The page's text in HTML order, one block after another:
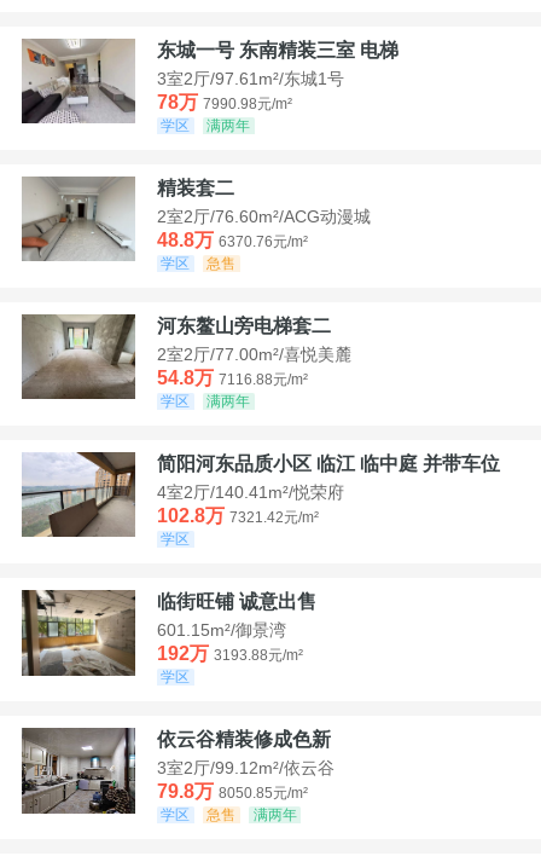
东城一号 东南精装三室 电梯
3室2厅/97.61m²/东城1号
78万 7990.98元/m²
学区
满两年
精装套二
2室2厅/76.60m²/ACG动漫城
48.8万 6370.76元/m²
学区
急售
河东鳌山旁电梯套二
2室2厅/77.00m²/喜悦美麓
54.8万 7116.88元/m²
学区
满两年
简阳河东品质小区 临江 临中庭 并带车位
4室2厅/140.41m²/悦荣府
102.8万 7321.42元/m²
学区
临街旺铺 诚意出售
601.15m²/御景湾
192万 3193.88元/m²
学区
依云谷精装修成色新
3室2厅/99.12m²/依云谷
79.8万 8050.85元/m²
学区
急售 满两年